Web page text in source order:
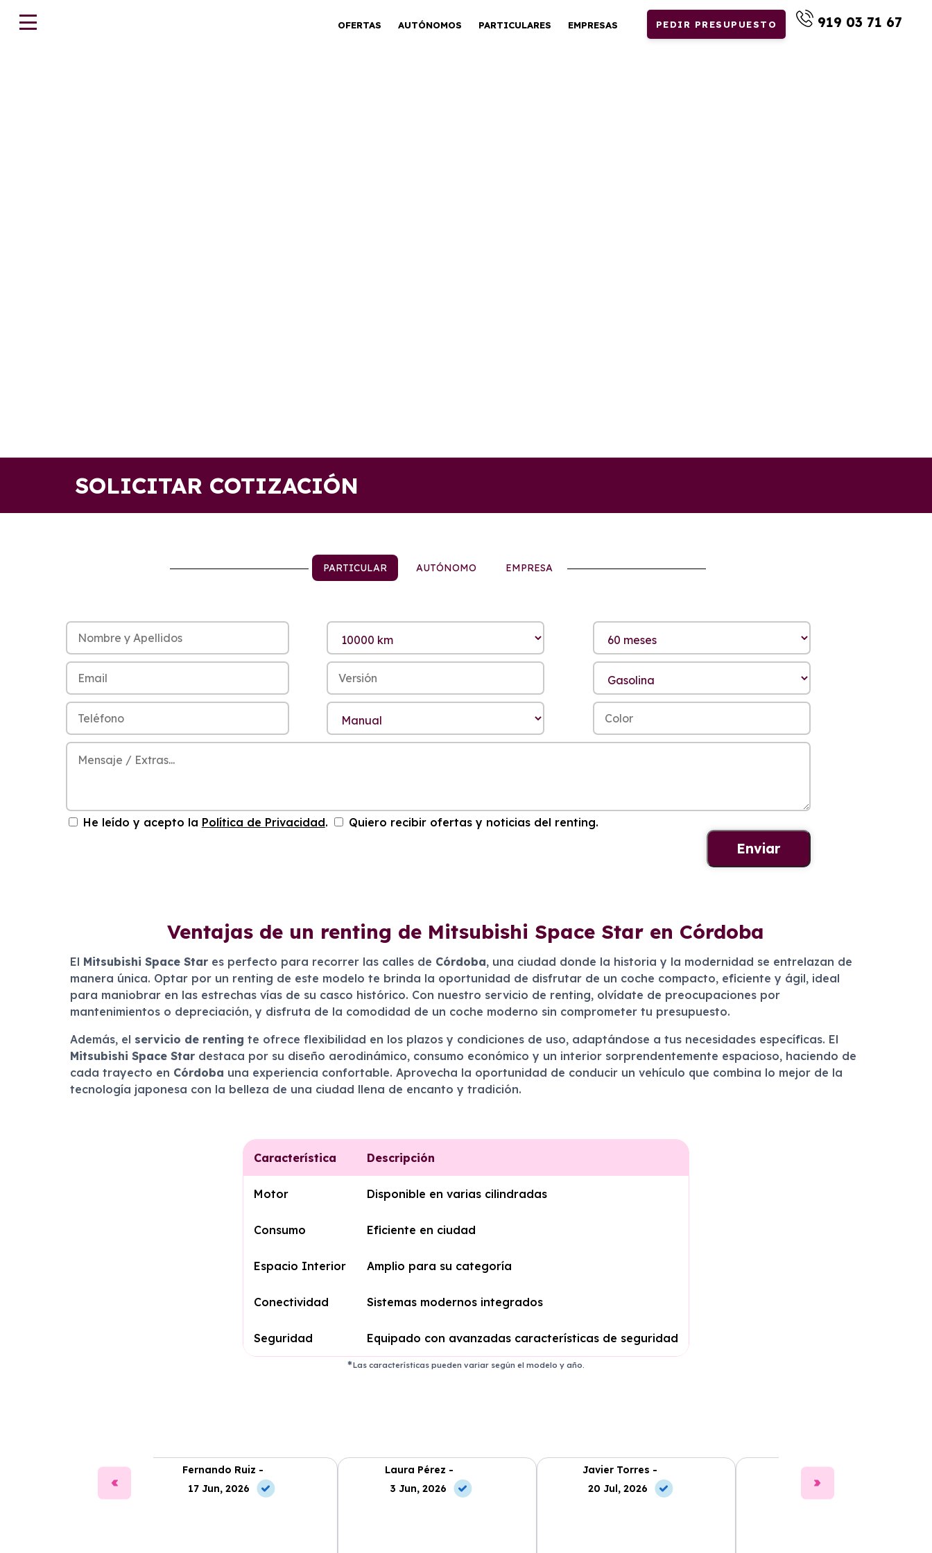
OFERTAS AUTÓNOMOS PARTICULARES EMPRESAS PEDIR PRESUPUESTO 919 03 71 67
SOLICITAR COTIZACIÓN
PARTICULAR AUTÓNOMO EMPRESA
He leído y acepto la Política de Privacidad. Quiero recibir ofertas y noticias del renting.
Ventajas de un renting de Mitsubishi Space Star en Córdoba
El Mitsubishi Space Stares perfecto para recorrer las calles de Córdoba, una ciudad donde la historia y la modernidad se entrelazan de
manera única. Optar por un renting de este modelo te brinda la oportunidad de disfrutar de un coche compacto, eficiente y ágil, ideal
para maniobrar en las estrechas vías de su casco histórico. Con nuestro servicio de renting, olvídate de preocupaciones por
mantenimientos o depreciación, y disfruta de la comodidad de un coche moderno sin comprometer tu presupuesto.
Además, el servicio de renting te ofrece flexibilidad en los plazos y condiciones de uso, adaptándose a tus necesidades específicas. El
Mitsubishi Space Stardestaca por su diseño aerodinámico, consumo económico y un interior sorprendentemente espacioso, haciendo de
cada trayecto en Córdoba una experiencia confortable. Aprovecha la oportunidad de conducir un vehículo que combina lo mejor de la
tecnología japonesa con la belleza de una ciudad llena de encanto y tradición.
Característica Descripción
Motor Disponible en varias cilindradas
Consumo Eficiente en ciudad
Espacio Interior Amplio para su categoría
Conectividad Sistemas modernos integrados
Seguridad Equipado con avanzadas características de seguridad
Las características pueden variar según el modelo y año.
Fernando Ruiz -
17 Jun, 2026
Laura Pérez -
3 Jun, 2026
Javier Torres -
20 Jul, 2026
Clara Gómez -
10 Jul, 2026